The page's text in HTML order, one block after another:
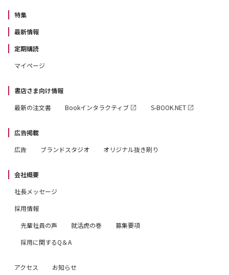
特集
最新情報
定期購読
マイページ
書店さま向け情報
最新の注文書
Bookインタラクティブ S-BOOK.NET
広告掲載
広告
ブランドスタジオ オリジナル抜き刷り
会社概要
社長メッセージ
採用情報
先輩社員の声
就活虎の巻
募集要項
採用に関するQ＆A
アクセス お知らせ